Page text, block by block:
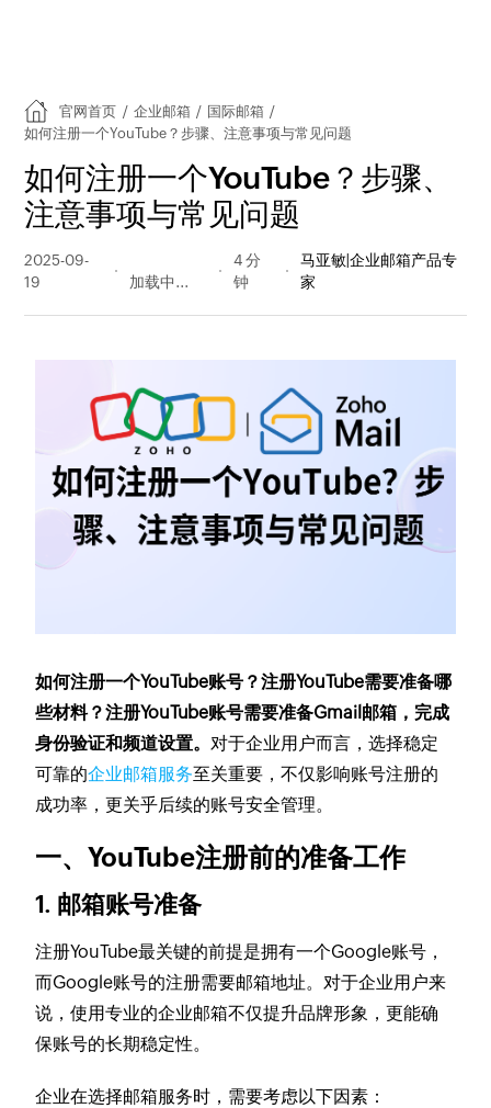
官网首页 / 企业邮箱 / 国际邮箱 /
如何注册一个YouTube？步骤、注意事项与常见问题
如何注册一个YouTube？步骤、
注意事项与常见问题
2025-09-
19
量
4 分
钟
马亚敏|企业邮箱产品专
家
如何注册一个YouTube账号？注册YouTube需要准备哪
些材料？注册YouTube账号需要准备Gmail邮箱，完成
身份验证和频道设置。对于企业用户而言，选择稳定
可靠的企业邮箱服务至关重要，不仅影响账号注册的
成功率，更关乎后续的账号安全管理。
一、YouTube注册前的准备工作
1. 邮箱账号准备
注册YouTube最关键的前提是拥有一个Google账号，
而Google账号的注册需要邮箱地址。对于企业用户来
说，使用专业的企业邮箱不仅提升品牌形象，更能确
保账号的长期稳定性。
企业在选择邮箱服务时，需要考虑以下因素：